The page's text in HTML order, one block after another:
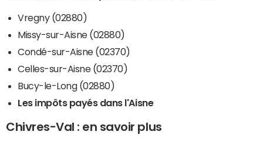
Vregny (02880)
Missy-sur-Aisne (02880)
Condé-sur-Aisne (02370)
Celles-sur-Aisne (02370)
Bucy-le-Long (02880)
Les impôts payés dans l'Aisne
Chivres-Val : en savoir plus